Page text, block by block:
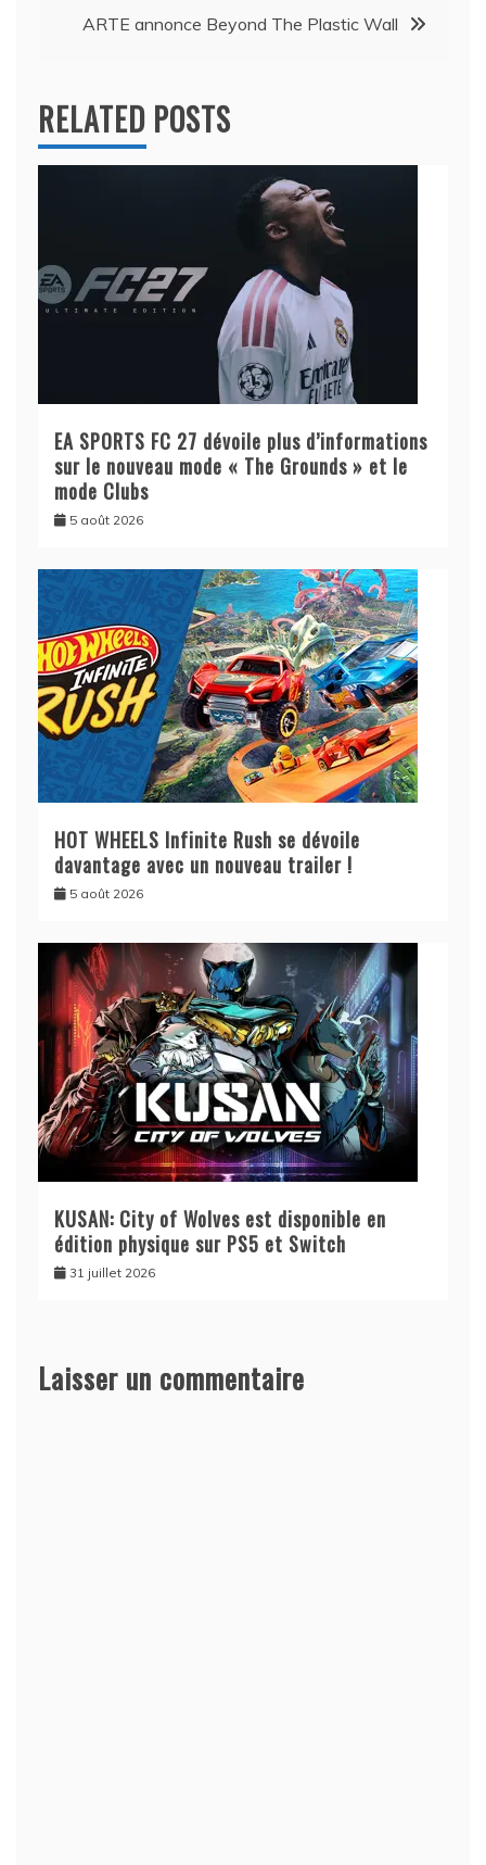
l’article
ARTE annonce Beyond The Plastic Wall
RELATED POSTS
EA SPORTS FC 27 dévoile plus d’informations
sur le nouveau mode « The Grounds » et le
mode Clubs
5 août 2026
HOT WHEELS Infinite Rush se dévoile
davantage avec un nouveau trailer !
5 août 2026
KUSAN: City of Wolves est disponible en
édition physique sur PS5 et Switch
31 juillet 2026
Laisser un commentaire